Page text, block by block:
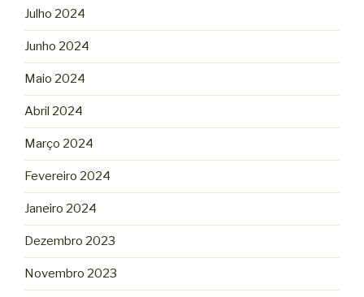
Julho 2024
Junho 2024
Maio 2024
Abril 2024
Março 2024
Fevereiro 2024
Janeiro 2024
Dezembro 2023
Novembro 2023